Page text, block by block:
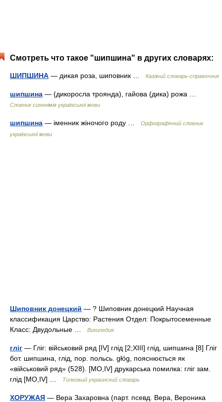
Смотреть что такое "шипшина" в других словарях:
ШИПШИНА — дикая роза, шиповник … Казачий словарь-справочник
шипшина — (дикоросла троянда), гайова (дика) рожа …
Словник синонімів української мови
шипшина — іменник жіночого роду …
Орфографічний словник
української мови
Шиповник донецкий — ? Шиповник донецкий Научная
классификация Царство: Растения Отдел: Покрытосеменные
Класс: Двудольные …
Википедия
гліг — Гліг: військовий ряд [IV] глід [2;XIII] глід, шипшина [8] Гліг
бот. шипшина, глід, пор. польсь. głóg, пояснюється як
«військовий ряд» (528). [MО,IV] друкарська помилка: гліг зам.
глід [MО,IV] …
Толковый украинский словарь
ХОРУЖАЯ — Вера Захаровна (парт. псевд. Вера, Вероника